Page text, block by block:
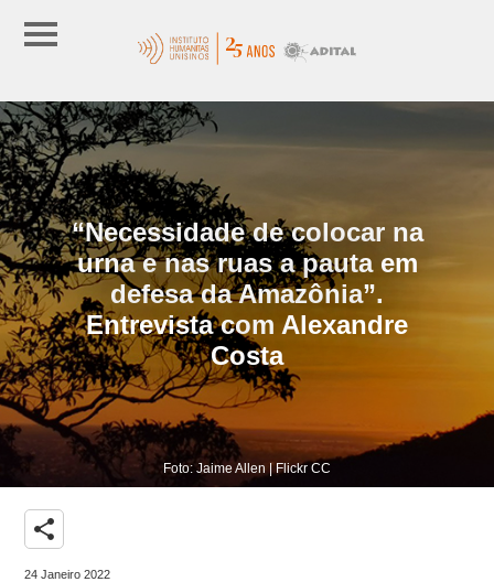
“Necessidade de colocar na
urna e nas ruas a pauta em
defesa da Amazônia”.
Entrevista com Alexandre
Costa
Foto: Jaime Allen | Flickr CC
share
24 Janeiro 2022